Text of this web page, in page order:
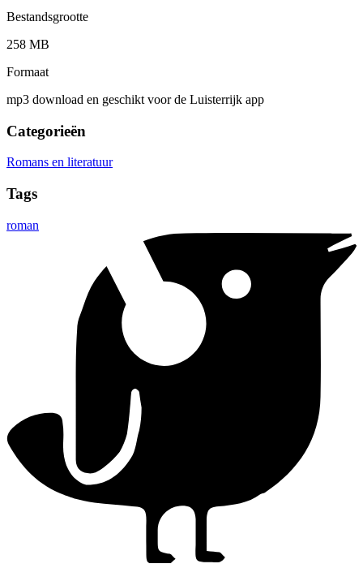
Bestandsgrootte
258 MB
Formaat
mp3 download en geschikt voor de Luisterrijk app
Categorieën
Romans en literatuur
Tags
roman